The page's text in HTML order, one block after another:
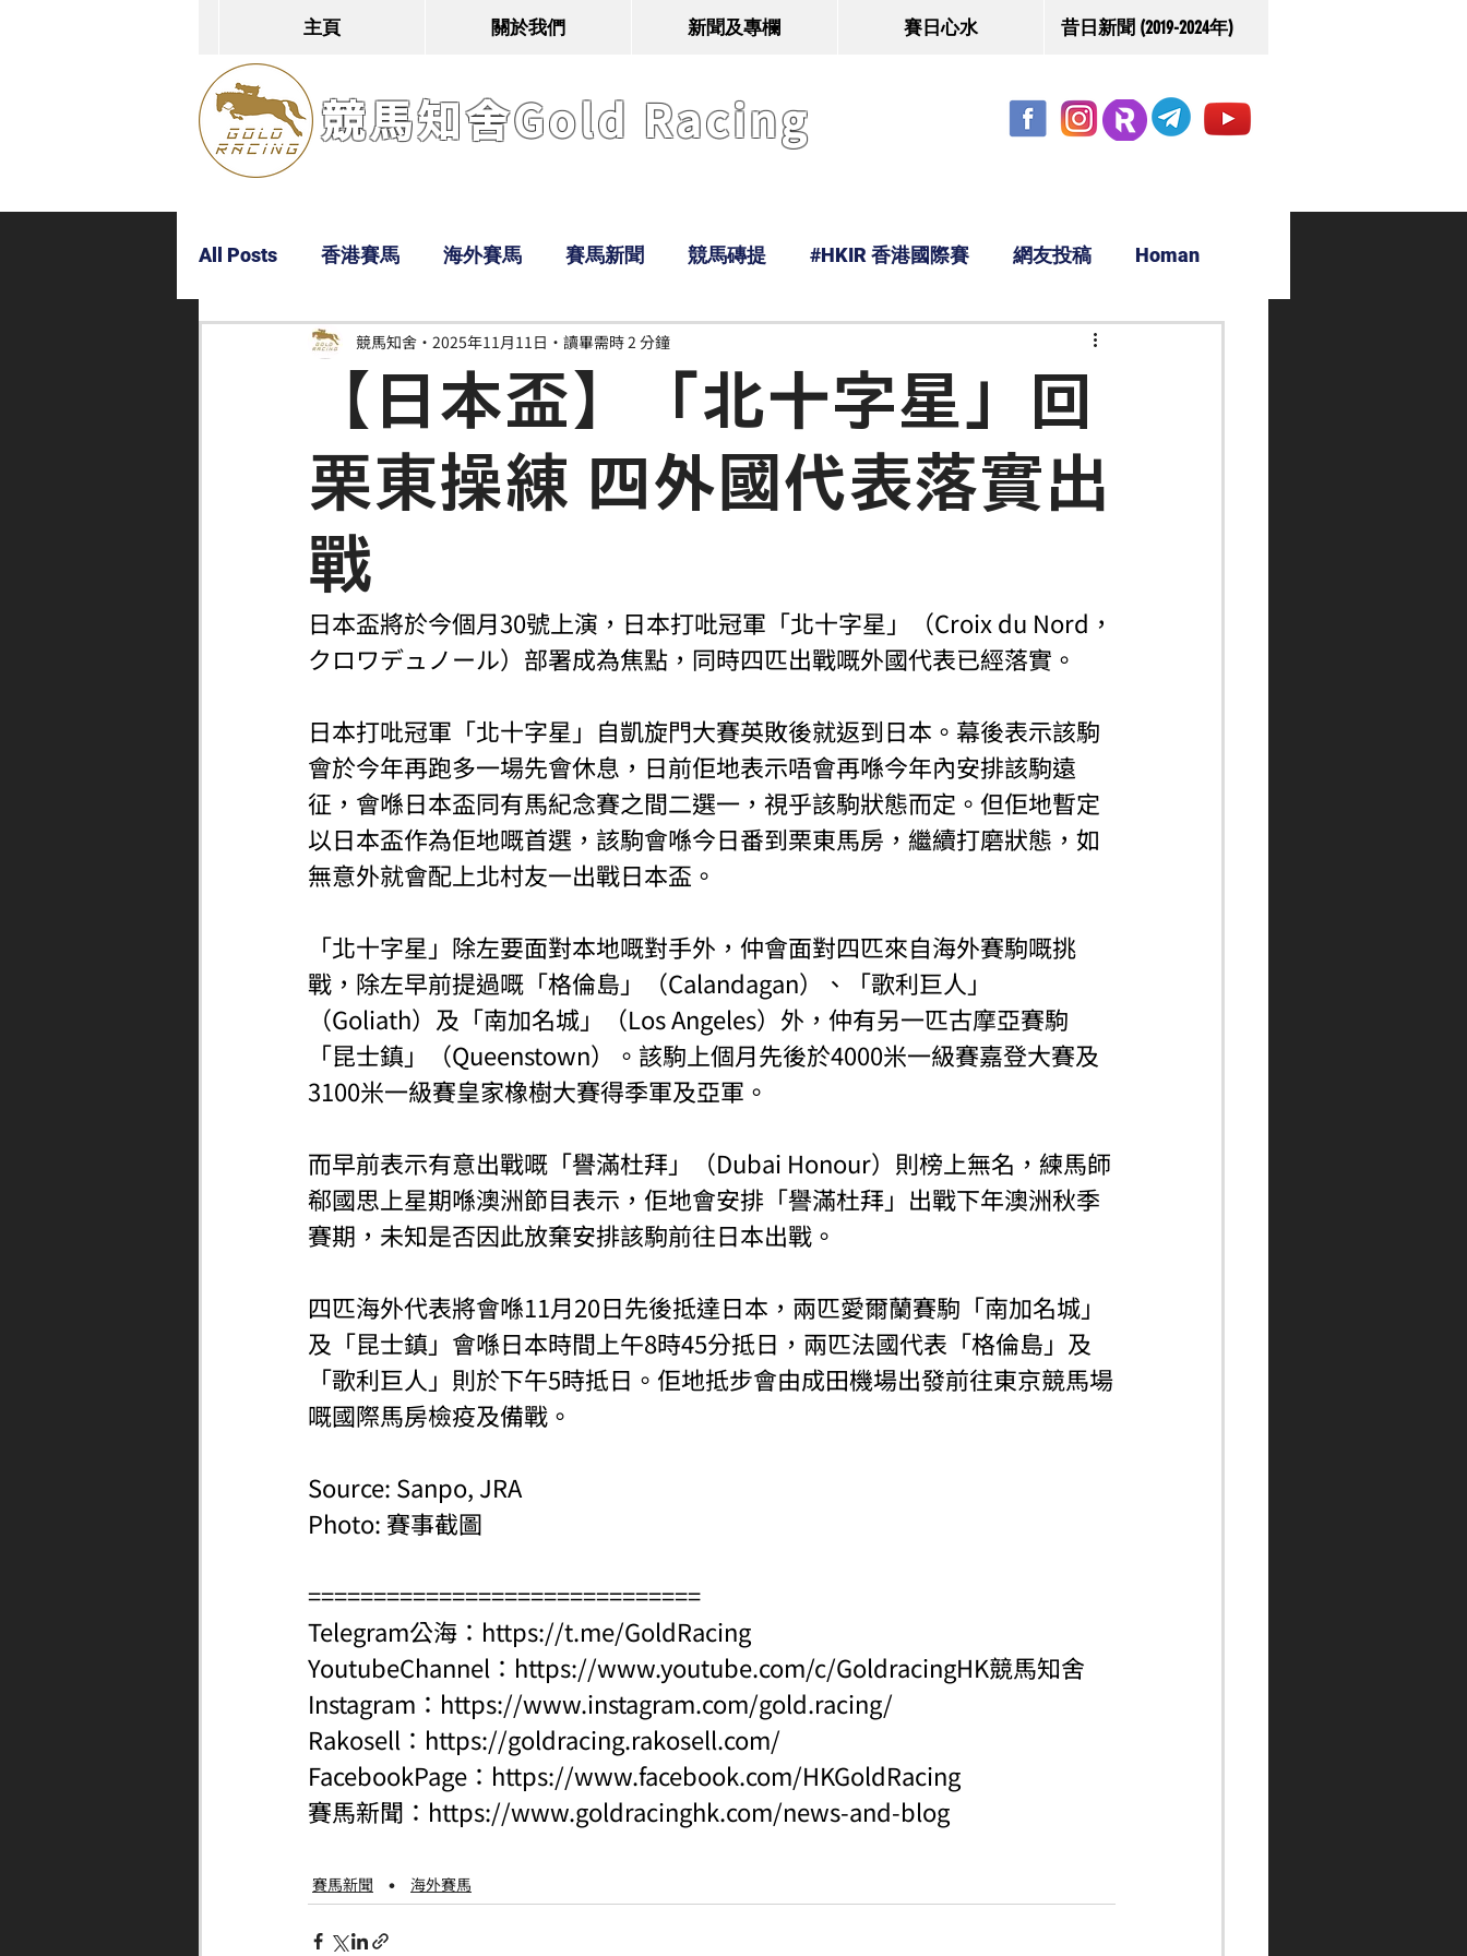
主頁 關於我們 新聞及專欄 賽日心水 昔日新聞 (2019-2024年)
競馬知舍Gold Racing
All Posts 香港賽馬 海外賽馬 賽馬新聞 競馬磚提 #HKIR 香港國際賽 網友投稿 Homan
Bobby 超仔 Tony 鹿 經典戰線
【日本盃】「北十字星」回
栗東操練 四外國代表落實出
戰
競馬知舍 2025年11月11日 讀畢需時 2 分鐘
日本盃將於今個月30號上演，日本打吡冠軍「北十字星」（Croix du Nord，
クロワデュノール）部署成為焦點，同時四匹出戰嘅外國代表已經落實。
日本打吡冠軍「北十字星」自凱旋門大賽英敗後就返到日本。幕後表示該駒
會於今年再跑多一場先會休息，日前佢地表示唔會再喺今年內安排該駒遠
征，會喺日本盃同有馬紀念賽之間二選一，視乎該駒狀態而定。但佢地暫定
以日本盃作為佢地嘅首選，該駒會喺今日番到栗東馬房，繼續打磨狀態，如
無意外就會配上北村友一出戰日本盃。
「北十字星」除左要面對本地嘅對手外，仲會面對四匹來自海外賽駒嘅挑
戰，除左早前提過嘅「格倫島」（Calandagan）、「歌利巨人」
（Goliath）及「南加名城」（Los Angeles）外，仲有另一匹古摩亞賽駒
「昆士鎮」（Queenstown）。該駒上個月先後於4000米一級賽嘉登大賽及
3100米一級賽皇家橡樹大賽得季軍及亞軍。
而早前表示有意出戰嘅「譽滿杜拜」（Dubai Honour）則榜上無名，練馬師
郗國思上星期喺澳洲節目表示，佢地會安排「譽滿杜拜」出戰下年澳洲秋季
賽期，未知是否因此放棄安排該駒前往日本出戰。
四匹海外代表將會喺11月20日先後抵達日本，兩匹愛爾蘭賽駒「南加名城」
及「昆士鎮」會喺日本時間上午8時45分抵日，兩匹法國代表「格倫島」及
「歌利巨人」則於下午5時抵日。佢地抵步會由成田機場出發前往東京競馬場
嘅國際馬房檢疫及備戰。
Source: Sanpo, JRA
Photo: 賽事截圖
==============================
Telegram公海： https://t.me/GoldRacing
YoutubeChannel： https://www.youtube.com/c/GoldracingHK競馬知舍
Instagram： https://www.instagram.com/gold.racing/
Rakosell： https://goldracing.rakosell.com/
FacebookPage： https://www.facebook.com/HKGoldRacing
賽馬新聞： https://www.goldracinghk.com/news-and-blog
賽馬新聞 海外賽馬